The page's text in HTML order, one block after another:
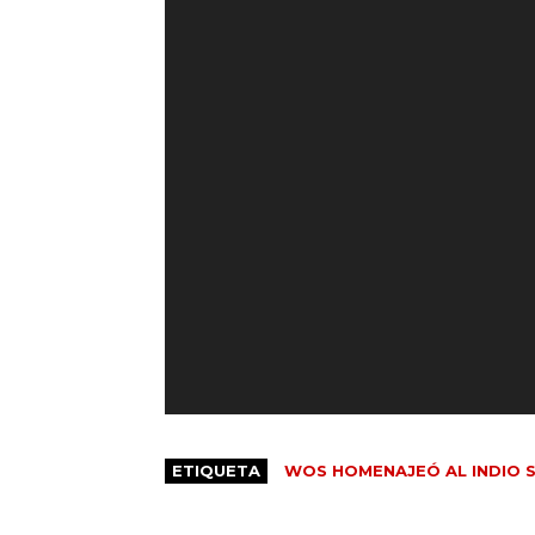
ETIQUETA WOS HOMENAJEÓ AL INDIO